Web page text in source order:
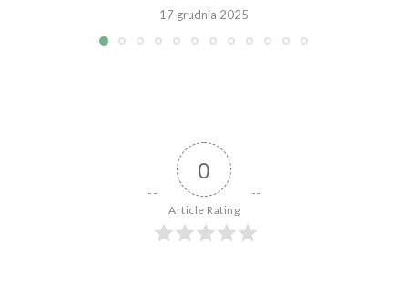
17 grudnia 2025
0
Article Rating